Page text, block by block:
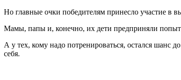
Но главные очки победителям принесло участие в
Мамы, папы и, конечно, их дети предприняли
А у тех, кому надо потренироваться, остался шанс
себя.